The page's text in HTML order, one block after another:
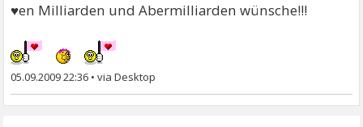
♥en Milliarden und Abermilliarden wünsche!!!
05.09.2009 22:36 •